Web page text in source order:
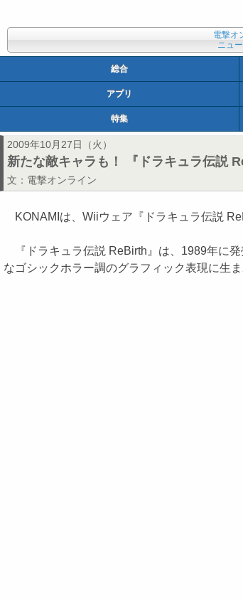
電撃オ
ニュ
総合
アプリ
特集
2009年10月27日（火）
新たな敵キャラも！ 『ドラキュラ伝説
文： 電撃オンライン
KONAMIは、Wiiウェア『ドラキュラ伝説
『ドラキュラ伝説 ReBirth』は、1989年に
なゴシックホラー調のグラフィック表現に生